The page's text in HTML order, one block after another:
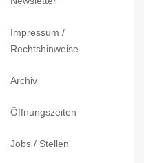
Impressum /
Rechtshinweise
Archiv
Öffnungszeiten
Jobs / Stellen